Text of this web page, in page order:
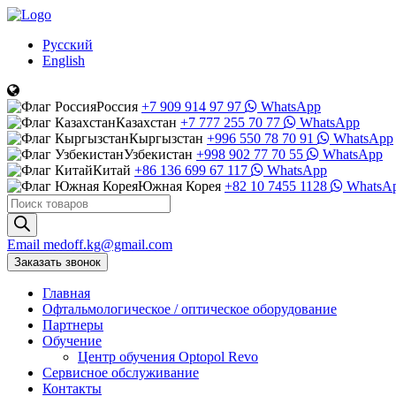
Русский
English
Россия +7 909 914 97 97
WhatsApp
Казахстан +7 777 255 70 77
WhatsApp
Кыргызстан +996 550 78 70 91
WhatsApp
Узбекистан +998 902 77 70 55
WhatsApp
Китай +86 136 699 67 117
WhatsApp
Южная Корея +82 10 7455 1128
Поиск
товаров
Email medoff.kg@gmail.com
Заказать звонок
Главная
Офтальмологическое / оптическое оборудование
Партнеры
Обучение
Центр обучения Оptopol Revo
Сервисное обслуживание
Контакты